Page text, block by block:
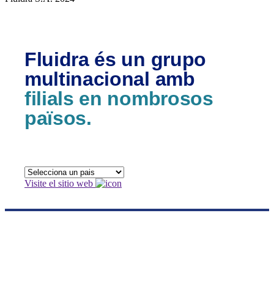
Fluidra és un grupo
multinacional amb
filials en nombrosos
països.
Visite el sitio web